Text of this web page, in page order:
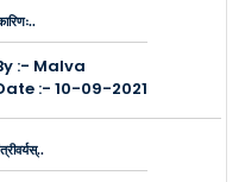
:- Malva
:- 10-09-2021